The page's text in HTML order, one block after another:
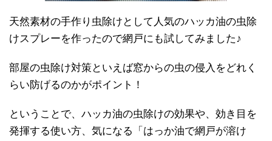
天然素材の手作り虫除けとして人気のハッカ油の虫除
けスプレーを作ったので網戸にも試してみました♪
部屋の虫除け対策といえば窓からの虫の侵入をどれく
らい防げるのかがポイント！
ということで、ハッカ油の虫除けの効果や、効き目を
発揮する使い方、気になる「はっか油で網戸が溶け